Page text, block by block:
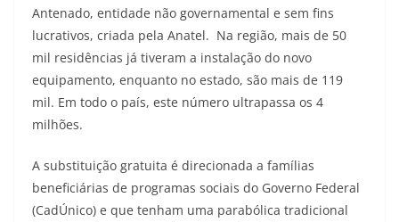
Antenado, entidade não governamental e sem fins
lucrativos, criada pela Anatel. Na região, mais de 50
mil residências já tiveram a instalação do novo
equipamento, enquanto no estado, são mais de 119
mil. Em todo o país, este número ultrapassa os 4
milhões.
A substituição gratuita é direcionada a famílias
beneficiárias de programas sociais do Governo Federal
(CadÚnico) e que tenham uma parabólica tradicional